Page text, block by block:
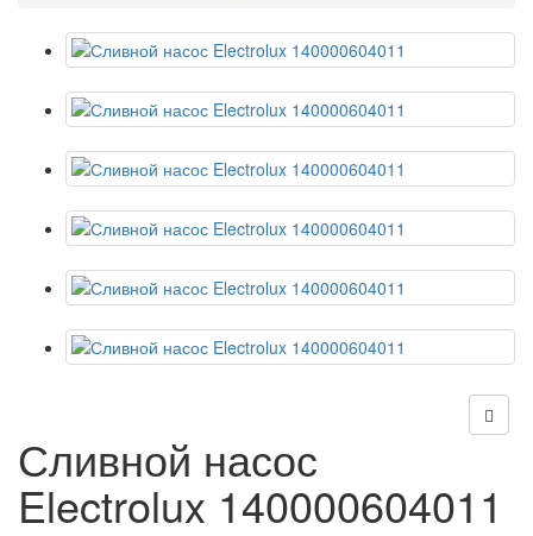
Сливной насос
Electrolux 140000604011